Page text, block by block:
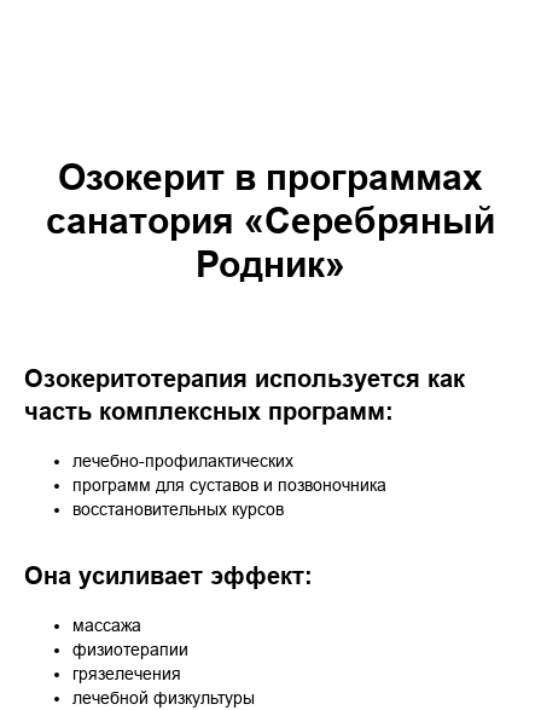
Озокерит в программах
санатория «Серебряный
Родник»
Озокеритотерапия используется как
часть комплексных программ:
лечебно-профилактических
программ для суставов и позвоночника
восстановительных курсов
Она усиливает эффект:
массажа
физиотерапии
грязелечения
лечебной физкультуры